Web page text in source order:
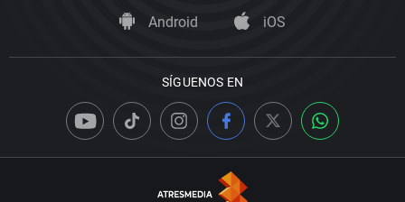
Android iOS
SÍGUENOS EN